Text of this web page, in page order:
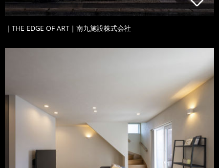
｜THE EDGE OF ART｜南九施設株式会社